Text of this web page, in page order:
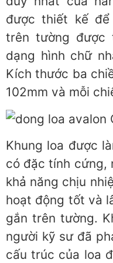
được thiết kế
trên tường được
dạng hình chữ
Kích thước ba
102mm và mỗi
Khung loa được
có đặc tính cứng,
khả năng chịu
hoạt động tốt và
gắn trên tường.
người kỹ sư đã
cấu trúc của loa